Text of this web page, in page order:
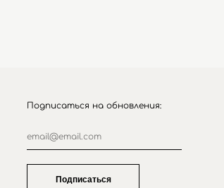
Подписаться на обновления:
Подписаться